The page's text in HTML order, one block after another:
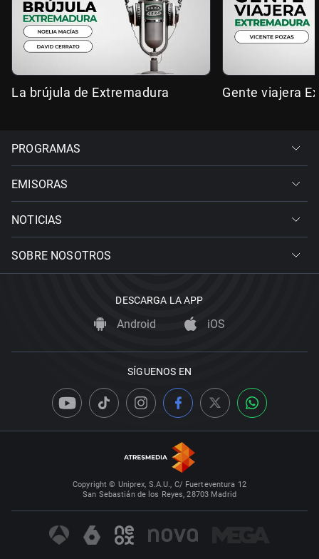
La brújula de Extremadura Gente viajera
PROGRAMAS
EMISORAS
NOTICIAS
SOBRE NOSOTROS
DESCARGA LA APP
Android iOS
SÍGUENOS EN
Copyright © Uniprex, S.A.U., C/ Fuerteventura 12
San Sebastián de los Reyes, 28703 Madrid